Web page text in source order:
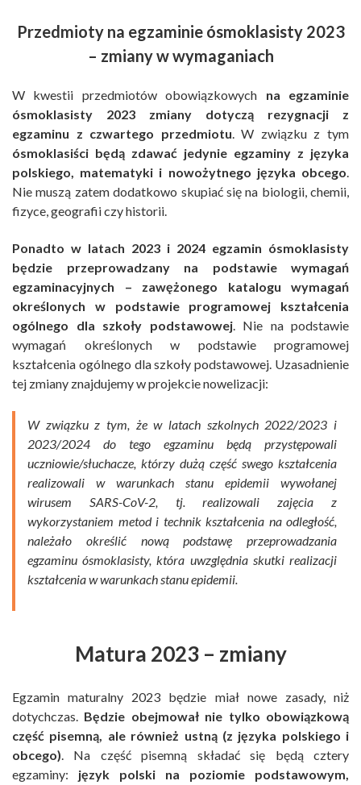
Przedmioty na egzaminie ósmoklasisty 2023
– zmiany w wymaganiach
W kwestii przedmiotów obowiązkowych na egzaminie
ósmoklasisty 2023 zmiany dotyczą rezygnacji z
egzaminu z czwartego przedmiotu. W związku z tym
ósmoklasiści będą zdawać jedynie egzaminy z języka
polskiego, matematyki i nowożytnego języka obcego.
Nie muszą zatem dodatkowo skupiać się na biologii, chemii,
fizyce, geografii czy historii.
Ponadto w latach 2023 i 2024 egzamin ósmoklasisty
będzie przeprowadzany na podstawie wymagań
egzaminacyjnych – zawężonego katalogu wymagań
określonych w podstawie programowej kształcenia
ogólnego dla szkoły podstawowej. Nie na podstawie
wymagań określonych w podstawie programowej
kształcenia ogólnego dla szkoły podstawowej. Uzasadnienie
tej zmiany znajdujemy w projekcie nowelizacji:
W związku z tym, że w latach szkolnych 2022/2023 i
2023/2024 do tego egzaminu będą przystępowali
uczniowie/słuchacze, którzy dużą część swego kształcenia
realizowali w warunkach stanu epidemii wywołanej
wirusem SARS-CoV-2, tj. realizowali zajęcia z
wykorzystaniem metod i technik kształcenia na odległość,
należało określić nową podstawę przeprowadzania
egzaminu ósmoklasisty, która uwzględnia skutki realizacji
kształcenia w warunkach stanu epidemii.
Matura 2023 – zmiany
Egzamin maturalny 2023 będzie miał nowe zasady, niż
dotychczas. Będzie obejmował nie tylko obowiązkową
część pisemną, ale również ustną (z języka polskiego i
obcego). Na część pisemną składać się będą cztery
egzaminy: język polski na poziomie podstawowym,